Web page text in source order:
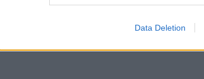
Data Deletion